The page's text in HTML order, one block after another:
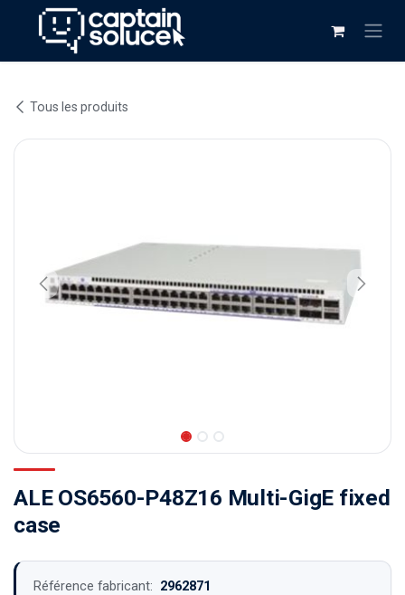
Se rendre au contenu
Tous les produits
ALE OS6560-P48Z16 Multi-GigE fixed
case
Référence fabricant: 2962871